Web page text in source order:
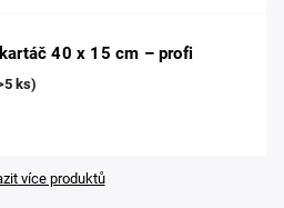
40 x 15 cm – profi
ks)
více produktů